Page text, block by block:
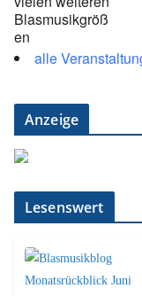
alle
Anzeige
Lesenswert